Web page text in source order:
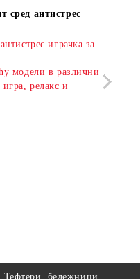
сред антистрес
играчка за
модели в различни
релакс и
Тефтери, бележници